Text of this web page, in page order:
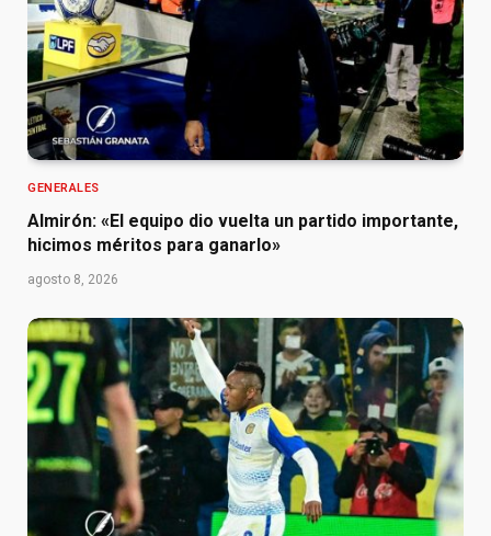
GENERALES
Almirón: «El equipo dio vuelta un partido importante,
hicimos méritos para ganarlo»
agosto 8, 2026